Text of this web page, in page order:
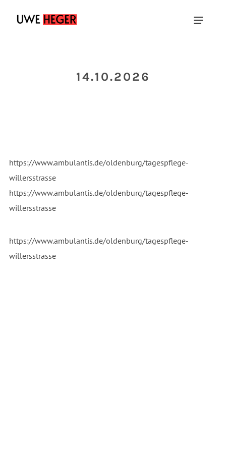
14.10.2026
https://www.ambulantis.de/oldenburg/tagespflege-
willersstrasse
https://www.ambulantis.de/oldenburg/tagespflege-
willersstrasse
https://www.ambulantis.de/oldenburg/tagespflege-
willersstrasse